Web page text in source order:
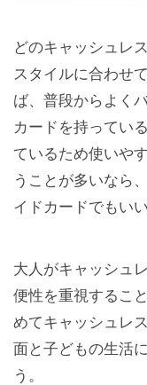
どのキャッシュレ
スタイルに合わせ
ば、普段からよく
カードを持ってい
ているため使いや
うことが多いなら
イドカードでもい
大人がキャッシュ
便性を重視するこ
めてキャッシュレ
面と子どもの生活
う。